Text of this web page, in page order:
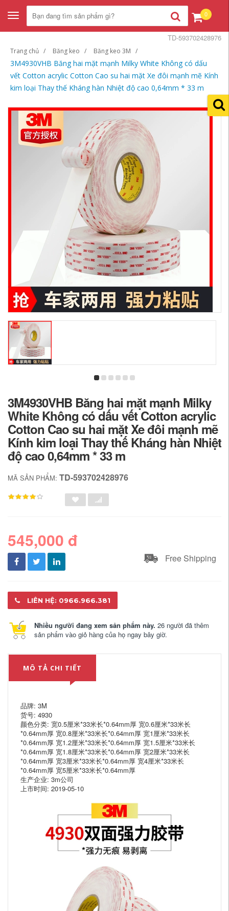
Toggle
navigation
0
Trang chủ Băng keo Băng keo 3M
3M4930VHB Băng hai mặt mạnh Milky White Không có dấu
vết Cotton acrylic Cotton Cao su hai mặt Xe đôi mạnh mẽ Kính
kim loại Thay thế Kháng hàn Nhiệt độ cao 0,64mm * 33 m
TD-593702428976
3M4930VHB Băng hai mặt mạnh Milky
White Không có dấu vết Cotton acrylic
Cotton Cao su hai mặt Xe đôi mạnh mẽ
Kính kim loại Thay thế Kháng hàn Nhiệt
độ cao 0,64mm * 33 m
MÃ SẢN PHẨM: TD-593702428976
545,000 đ
Free Shipping
LIÊN HỆ: 0966.966.381
Nhiều người đang xem sản phẩm này. 26 người đã thêm
sản phẩm vào giỏ hàng của họ ngay bây giờ.
MÔ TẢ CHI TIẾT
品牌: 3M
货号: 4930
颜色分类: 宽0.5厘米*33米长*0.64mm厚 宽0.6厘米*33米长
*0.64mm厚 宽0.8厘米*33米长*0.64mm厚 宽1厘米*33米长
*0.64mm厚 宽1.2厘米*33米长*0.64mm厚 宽1.5厘米*33米长
*0.64mm厚 宽1.8厘米*33米长*0.64mm厚 宽2厘米*33米长
*0.64mm厚 宽3厘米*33米长*0.64mm厚 宽4厘米*33米长
*0.64mm厚 宽5厘米*33米长*0.64mm厚
生产企业: 3m公司
上市时间: 2019-05-10